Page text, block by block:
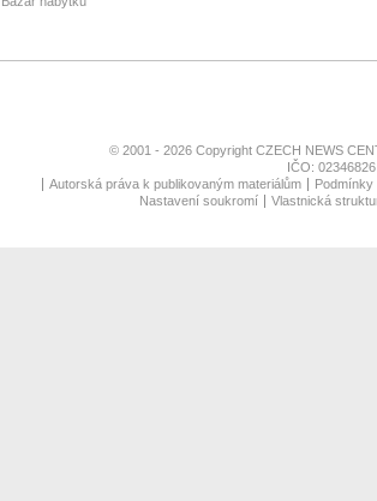
© 2001 - 2026 Copyright CZECH NEWS
IČO:
Autorská práva k publikovaným materiálům
Nastavení soukromí
Vlastnická